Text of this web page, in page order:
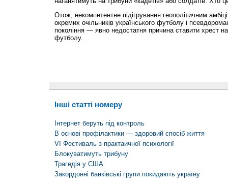
Отож, некомпетентне підігрування геополітичним
окремих очільників українського футболу і
покоління — явно недостатня причина ставити хрест на
футболу.
Інші статті номеру
Інтернет беруть під контроль
В основі профілактики — здоровий спосіб життя
VІ Фестиваль з практaичної психології
Блокуватимуть трибуну
Трагедія у США
Закордонні банківські групи покидають україну